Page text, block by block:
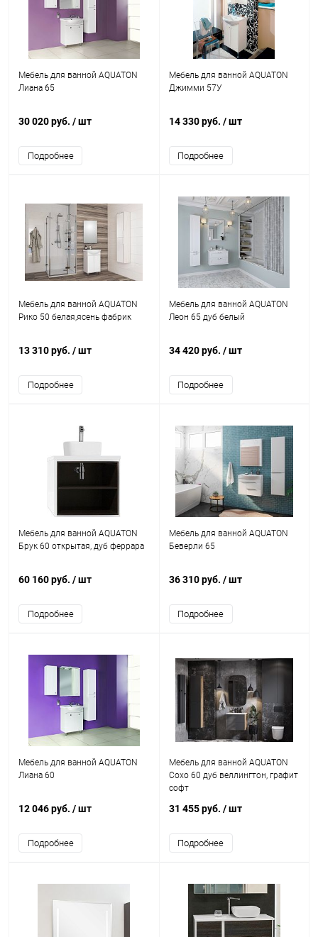
Мебель для ванной AQUATON
Лиана 65
30 020 руб. / шт
Подробнее
Мебель для ванной AQUATON
Джимми 57У
14 330 руб. / шт
Подробнее
Мебель для ванной AQUATON
Рико 50 белая,ясень фабрик
13 310 руб. / шт
Подробнее
Мебель для ванной AQUATON
Леон 65 дуб белый
34 420 руб. / шт
Подробнее
Мебель для ванной AQUATON
Брук 60 открытая, дуб феррара
60 160 руб. / шт
Подробнее
Мебель для ванной AQUATON
Беверли 65
36 310 руб. / шт
Подробнее
Мебель для ванной AQUATON
Лиана 60
12 046 руб. / шт
Подробнее
Мебель для ванной AQUATON
Сохо 60 дуб веллингтон, графит
софт
31 455 руб. / шт
Подробнее